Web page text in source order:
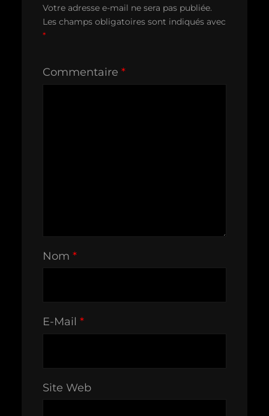
Votre adresse e-mail ne sera pas publiée.
Les champs obligatoires sont indiqués avec
*
Commentaire *
Nom *
E-Mail *
Site Web